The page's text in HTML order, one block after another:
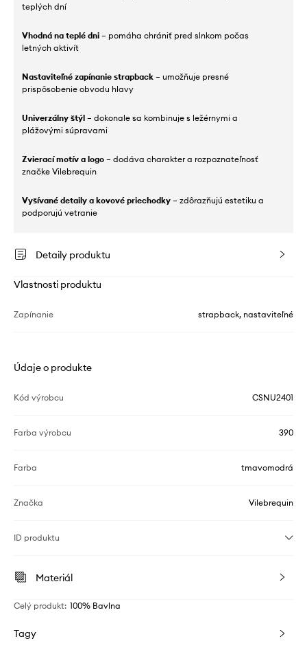
teplých dní
Vhodná na teplé dni – pomáha chrániť pred slnkom počas
letných aktivít
Nastaviteľné zapínanie strapback – umožňuje presné
prispôsobenie obvodu hlavy
Univerzálny štýl – dokonale sa kombinuje s ležérnymi a
plážovými súpravami
Zvierací motív a logo – dodáva charakter a rozpoznateľnosť
značke Vilebrequin
Vyšívané detaily a kovové priechodky – zdôrazňujú estetiku a
podporujú vetranie
Detaily produktu
Vlastnosti produktu
Zapínanie strapback, nastaviteľné
Údaje o produkte
Kód výrobcu CSNU2401
Farba výrobcu 390
Farba tmavomodrá
Značka Vilebrequin
ID produktu
Materiál
Celý produkt: 100% Bavlna
Tagy